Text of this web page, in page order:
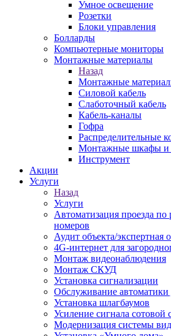
Умное освещение
Розетки
Блоки управления
Болларды
Компьютерные мониторы
Монтажные материалы
Назад
Монтажные
Силовой кабель
Слаботочный кабель
Кабель-каналы
Гофра
Распределительные
Монтажные шкафы и
Инструмент
Акции
Услуги
Назад
Услуги
Автоматизация проезда по
номеров
Аудит объекта/экспертная
4G-интернет для
Монтаж видеонаблюдения
Монтаж СКУД
Установка сигнализации
Обслуживание автоматики
Установка шлагбаумов
Усиление сигнала сотовой
Модернизация системы